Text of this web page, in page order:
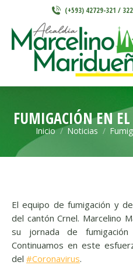
(+593) 42729-321 /
FUMIGACIÓN EN
Estás aquí:
Inicio Noticias
El equipo de fumigación y
del cantón Crnel. Marcelino
su jornada de
Continuamos en este
del #Coronavirus.